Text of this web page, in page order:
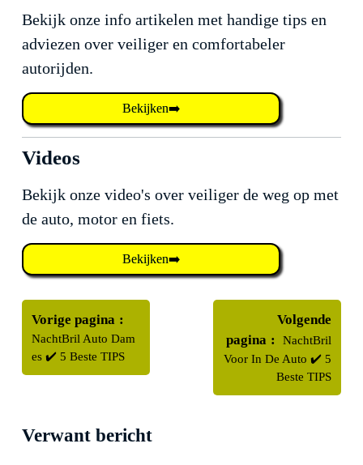
Bekijk onze info artikelen met handige tips en
adviezen over veiliger en comfortabeler
autorijden.
Bekijken➡️
Videos
Bekijk onze video's over veiliger de weg op met
de auto, motor en fiets.
Bekijken➡️
Bericht
navigatie
Vorige pagina
berichten
NachtBril Auto Dam
es ✔️ 5 Beste TIPS
Volgende
pagina
Nieuwere
berichten
NachtBril
Voor In De Auto ✔️ 5
Beste TIPS
Verwant bericht